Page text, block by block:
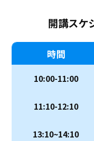
開講スケ
時間
10:00-11:00
11:10-12:10
13:10~14:10